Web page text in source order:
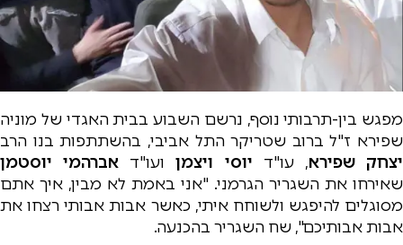
מפגש בין-תרבותי נוסף, נרשם השבוע בבית האגדי של מוניה
שפירא ז"ל ברוב שטריקר התל אביבי, בהשתתפות בנו הרב
יצחק שפירא, עו"ד יוסי ויצמןועו"ד אברהמי יוסטמן
שאירחו את השגריר הגרמני. "אני באמת לא מבין, איך אתם
מסוגלים להיפגש ולשוחח איתי, כאשר אבות אבותי רצחו את
אבות אבותיכם", שח השגריר בהכנעה.